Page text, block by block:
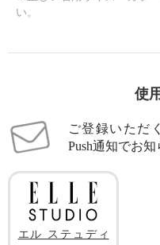
い。
使
ご登録いただ
Push通知でお知
エル ステュディ